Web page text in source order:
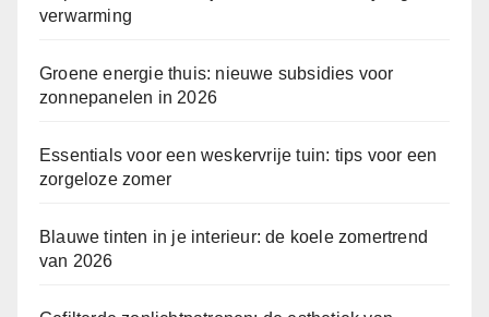
verwarming
Groene energie thuis: nieuwe subsidies voor
zonnepanelen in 2026
Essentials voor een weskervrije tuin: tips voor een
zorgeloze zomer
Blauwe tinten in je interieur: de koele zomertrend
van 2026